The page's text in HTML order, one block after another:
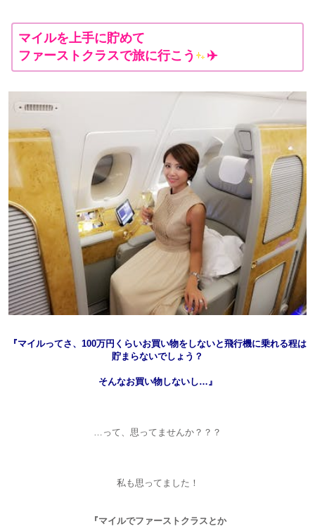
マイルを上手に貯めて
ファーストクラスで旅に行こう
✈️
『マイルってさ、100万円くらいお買い物をしないと飛行機に乗れる程は
貯まらないでしょう？
そんなお買い物しないし…』
…って、思ってませんか？？？
私も思ってました！
『マイルでファーストクラスとか